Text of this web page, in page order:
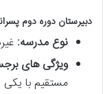
دبیرستان دوره دوم
نوع مدرسه:
ویژگی های
مستقیم با یکی